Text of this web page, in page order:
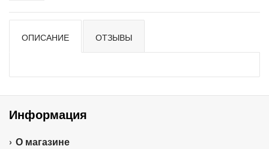
ОПИСАНИЕ ОТЗЫВЫ
Информация
О магазине